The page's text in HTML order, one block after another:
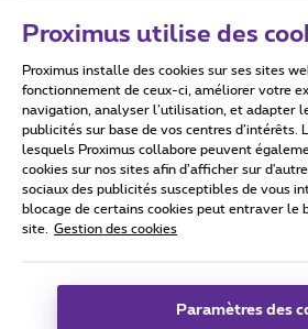
Conditions d'utilisation
Tous droits réservés. © 2026 Proximus
Conditions générales, info consommateur
Coordonnées de l’entreprise
Proximus utilise des
Proximus installe des cookies sur ses sites
fonctionnement de ceux-ci, améliorer votre
navigation, analyser l’utilisation, et adapter
publicités sur base de vos centres d’intérêts.
lesquels Proximus collabore peuvent
cookies sur nos sites afin d’afficher sur
sociaux des publicités susceptibles de vous
blocage de certains cookies peut entraver le
site.
Gestion des cookies
Paramètres des